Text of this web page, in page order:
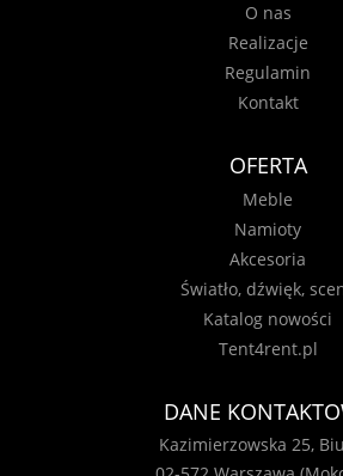
O nas
Realizacje
Regulamin
Kontakt
OFERTA
Meble
Namioty
Akcesoria
Światło, dźwięk,
Katalog nowości
Tent4rent.pl
DANE
Kazimierzowska 25,